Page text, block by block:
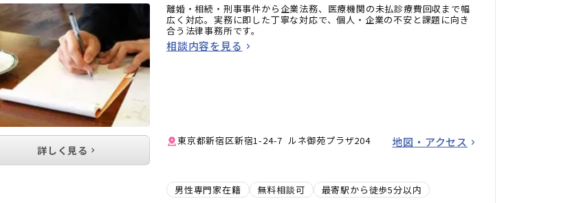
離婚・相続・刑事事件から企業法務、医療機関の未払診療費回収まで幅
広く対応。実務に即した丁寧な対応で、個人・企業の不安と課題に向き
合う法律事務所です。
相談内容を見る
東京都新宿区新宿1-24-7 ルネ御苑プラザ204 地図・アクセス
男性専門家在籍 無料相談可 最寄駅から徒歩5分以内
詳しく見る